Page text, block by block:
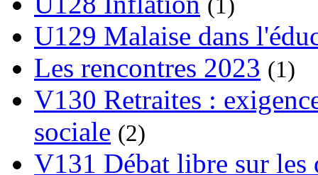
(1)
U129 Malaise dans
Les rencontres 2023 (1)
V130 Retraites :
sociale (2)
V131 Débat libre sur les